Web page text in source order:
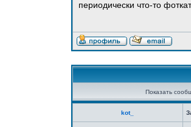
периодически что-то
Показать
kot_